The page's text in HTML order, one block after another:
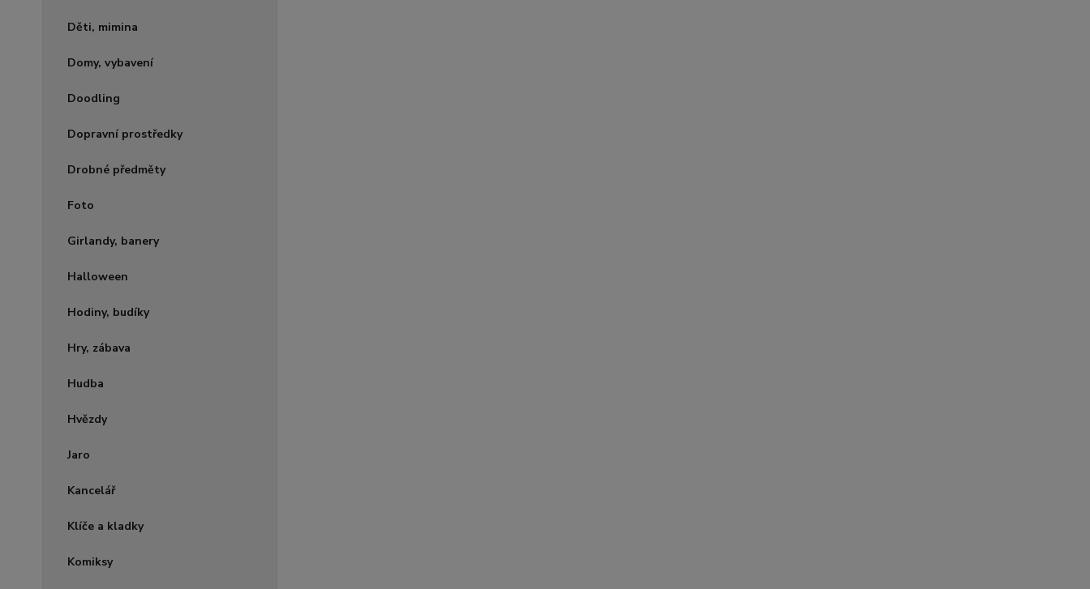
Děti, mimina
Domy, vybavení
Doodling
Dopravní prostředky
Drobné předměty
Foto
Girlandy, banery
Halloween
Hodiny, budíky
Hry, zábava
Hudba
Hvězdy
Jaro
Kancelář
Klíče a kladky
Komiksy